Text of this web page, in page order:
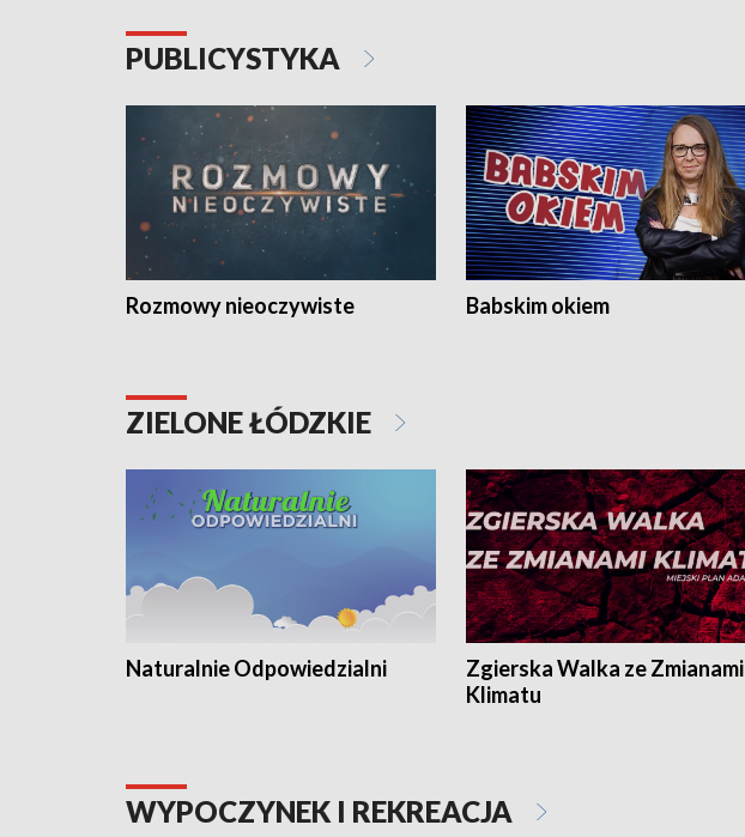
PUBLICYSTYKA
Rozmowy nieoczywiste Babskim okiem
ZIELONE ŁÓDZKIE
Naturalnie Odpowiedzialni
Zgierska Walka ze Zmianami
Klimatu
WYPOCZYNEK I REKREACJA